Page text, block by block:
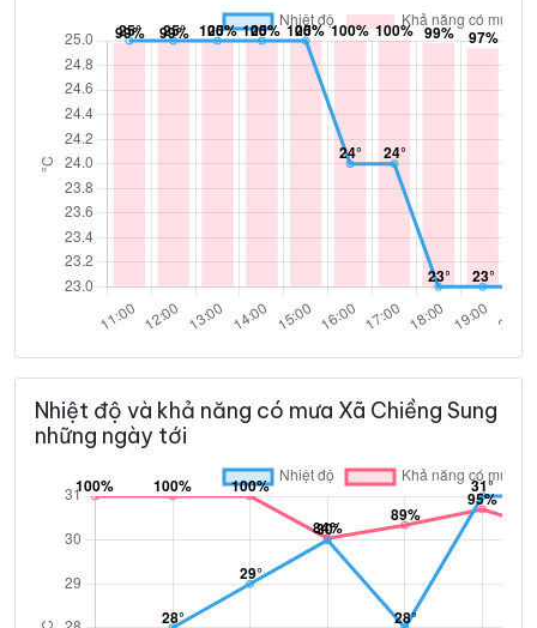
Nhiệt độ và khả năng có mưa Xã Chiềng Sung
những ngày tới